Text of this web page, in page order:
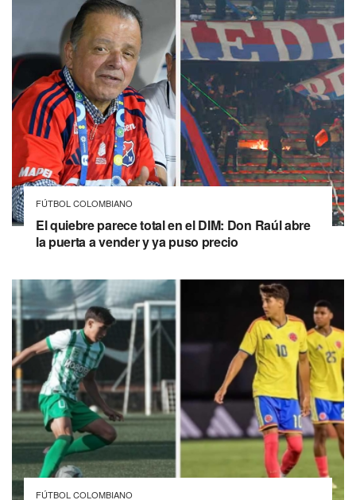
FÚTBOL COLOMBIANO
El quiebre parece total en el DIM: Don Raúl abre
la puerta a vender y ya puso precio
FÚTBOL COLOMBIANO